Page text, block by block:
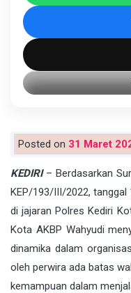
Posted on 31 Maret
KEDIRI– Berdasarkan
KEP/193/III/2022,
di jajaran Polres Kediri
Kota AKBP Wahyudi
dinamika dalam
oleh perwira ada batas
kemampuan dalam